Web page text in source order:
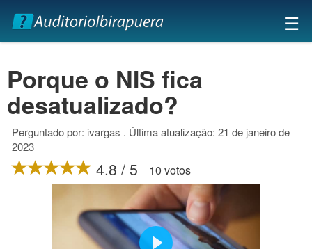
×
☰
Porque o NIS fica
desatualizado?
Perguntado por: ivargas . Última atualização: 21 de janeiro de
2023
4.8 / 5 10 votos